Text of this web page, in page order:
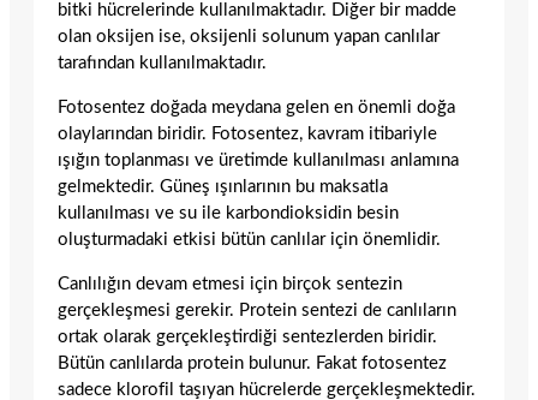
bitki hücrelerinde kullanılmaktadır. Diğer bir madde
olan oksijen ise, oksijenli solunum yapan canlılar
tarafından kullanılmaktadır.
Fotosentez doğada meydana gelen en önemli doğa
olaylarından biridir. Fotosentez, kavram itibariyle
ışığın toplanması ve üretimde kullanılması anlamına
gelmektedir. Güneş ışınlarının bu maksatla
kullanılması ve su ile karbondioksidin besin
oluşturmadaki etkisi bütün canlılar için önemlidir.
Canlılığın devam etmesi için birçok sentezin
gerçekleşmesi gerekir. Protein sentezi de canlıların
ortak olarak gerçekleştirdiği sentezlerden biridir.
Bütün canlılarda protein bulunur. Fakat fotosentez
sadece klorofil taşıyan hücrelerde gerçekleşmektedir.